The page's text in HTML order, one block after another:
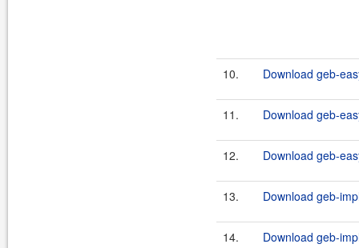
10. Download geb-
11. Download geb-
12. Download geb-
13. Download geb-
14. Download geb-